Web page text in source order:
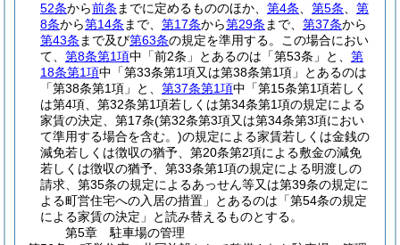
52条から前条 までに定めるもののほか、 第4条 第5条
第
8条から第14条 まで、 第17条から第29条 まで、 第37条から
第43条 まで及び第63条の規定を準用する。
この場合におい
て、 第8条第1項中「前2条」とあるのは「第53条」と、 第
18条第1項中「第33条第1項又は第38条第1項」とあるのは
「第38条第1項」と、 第37条第1項中「第15条第1項若しく
は第4項、第32条第1項若しくは第34条第1項の規定による
家賃の決定、第17条(第32条第3項又は第34条第3項におい
て準用する場合を含む。)の規定による家賃若しくは金銭の
減免若しくは徴収の猶予、第20条第2項による敷金の減免
若しくは徴収の猶予、第33条第1項の規定による明渡しの
請求、第35条の規定によるあっせん等又は第39条の規定に
よる町営住宅への入居の措置」とあるのは「第54条の規定
による家賃の決定」と読み替えるものとする。
第5章
駐車場の管理